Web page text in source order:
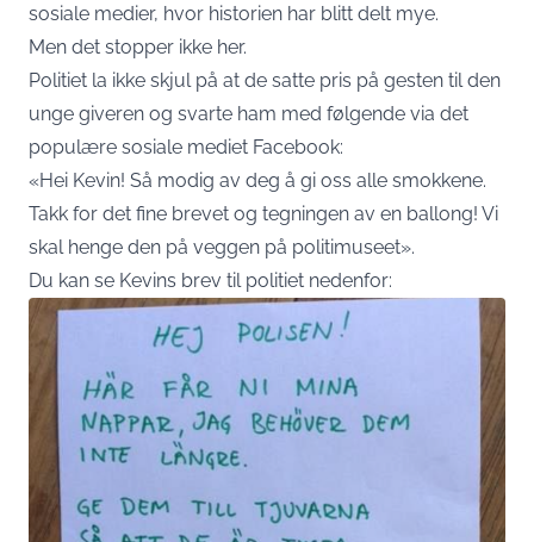
sosiale medier, hvor historien har blitt delt mye.
Men det stopper ikke her.
Politiet la ikke skjul på at de satte pris på gesten til den
unge giveren og svarte ham med følgende via det
populære sosiale mediet Facebook:
«Hei Kevin! Så modig av deg å gi oss alle smokkene.
Takk for det fine brevet og tegningen av en ballong! Vi
skal henge den på veggen på politimuseet».
Du kan se Kevins brev til politiet nedenfor: